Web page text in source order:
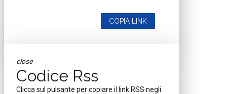
COPIA LINK
close
Codice Rss
Clicca sul pulsante per copiare il link RSS negli